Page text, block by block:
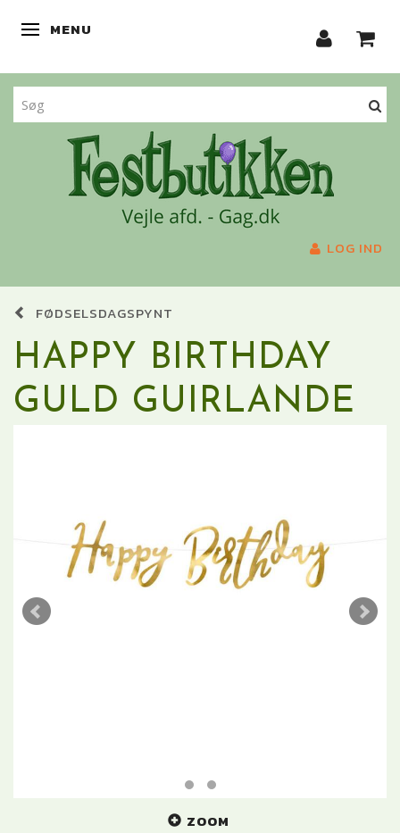
SKIFTE NAVIGATION
MENU
LOG IND
FØDSELSDAGSPYNT
HAPPY BIRTHDAY
GULD GUIRLANDE
ZOOM